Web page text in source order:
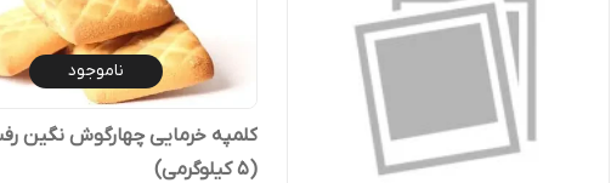
ناموجود
کلمپه خرمایی چهارگوش نگین
(5 کیلوگرمی)